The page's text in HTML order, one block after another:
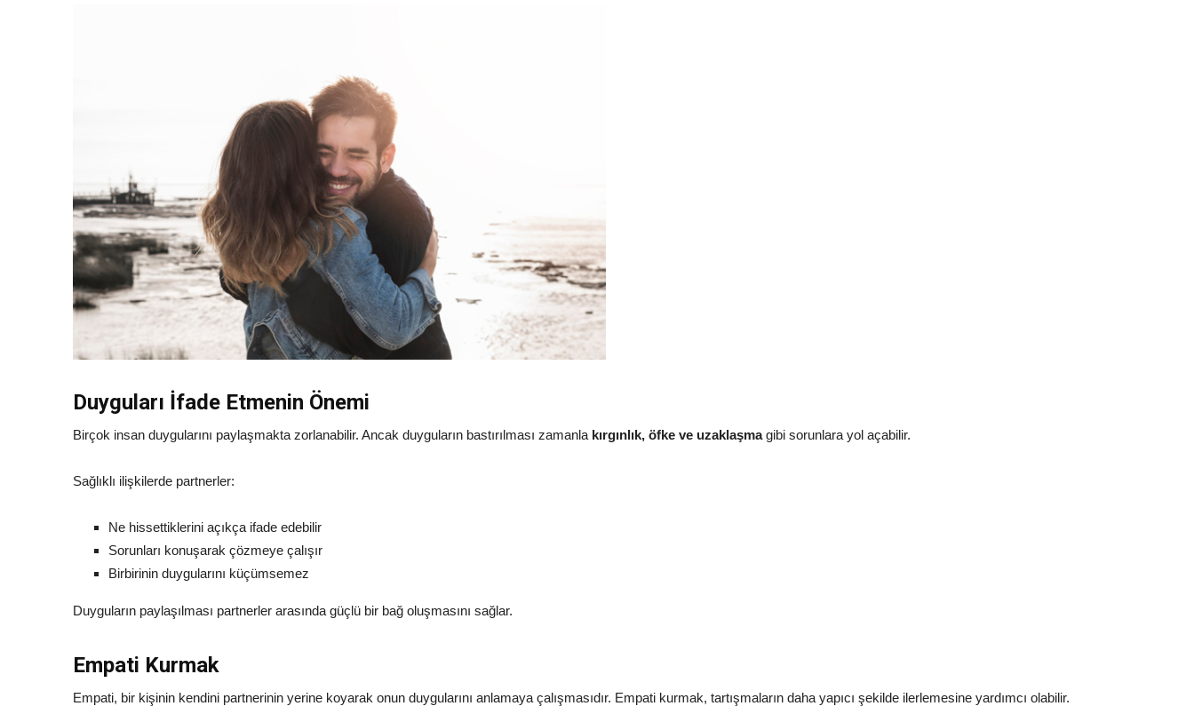
Duyguları İfade Etmenin Önemi
Birçok insan duygularını paylaşmakta zorlanabilir. Ancak duyguların bastırılması zamanla kırgınlık, öfke ve uzaklaşmagibi sorunlara yol açabilir.
Sağlıklı ilişkilerde partnerler:
Ne hissettiklerini açıkça ifade edebilir
Sorunları konuşarak çözmeye çalışır
Birbirinin duygularını küçümsemez
Duyguların paylaşılması partnerler arasında güçlü bir bağ oluşmasını sağlar.
Empati Kurmak
Empati, bir kişinin kendini partnerinin yerine koyarak onun duygularını anlamaya çalışmasıdır. Empati kurmak, tartışmaların daha yapıcı şekilde ilerlemesine yardımcı olabilir.